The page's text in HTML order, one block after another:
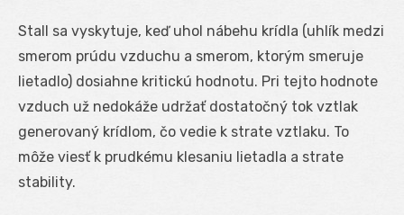
Stall sa vyskytuje, keď uhol nábehu krídla (uhlík medzi
smerom prúdu vzduchu a smerom, ktorým smeruje
lietadlo) dosiahne kritickú hodnotu. Pri tejto hodnote
vzduch už nedokáže udržať dostatočný tok vztlak
generovaný krídlom, čo vedie k strate vztlaku. To
môže viesť k prudkému klesaniu lietadla a strate
stability.